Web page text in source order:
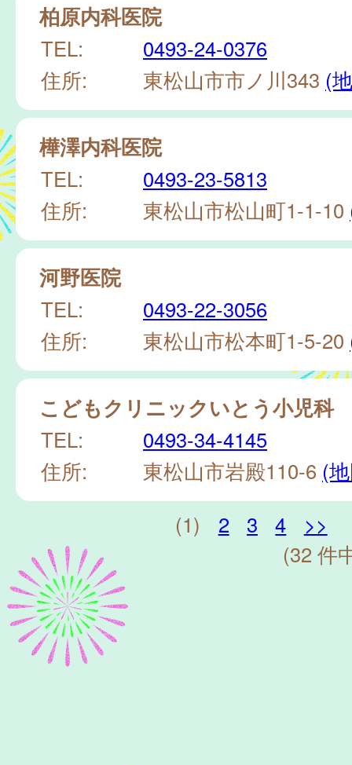
柏原内科医院
TEL:
0493-24-0376
住所:
東松山市市ノ川343 (
樺澤内科医院
TEL:
0493-23-5813
住所:
東松山市松山町1-1-10
河野医院
TEL:
0493-22-3056
住所:
東松山市松本町1-5-20
こどもクリニックいとう小児科
TEL:
0493-34-4145
住所:
東松山市岩殿110-6 (
(1)
2 3 4
>>
(32 件